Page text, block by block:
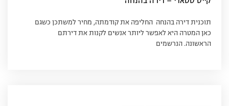
תוכנית דירה בהנחה החליפה את קודמתה, מחיר למשתכן כשגם
כאן המטרה היא לאפשר ליותר אנשים לקנות את דירתם
הראשונה. הנרשמים